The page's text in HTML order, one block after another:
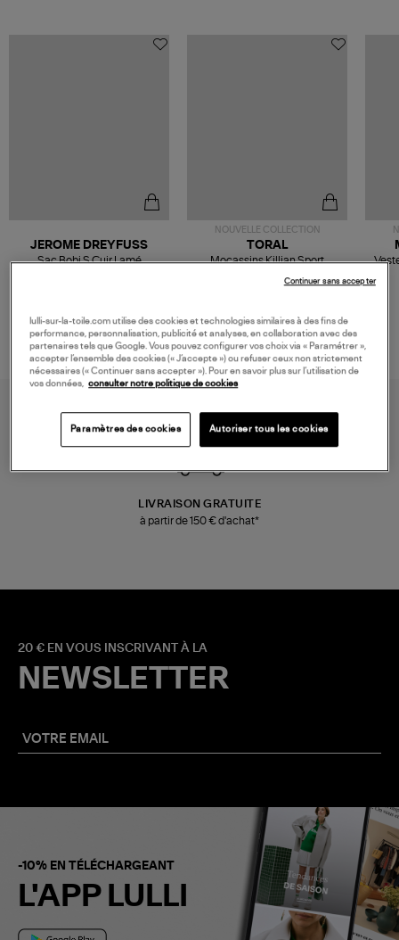
JEROME DREYFUSS
Sac Bobi S Cuir Lamé
NOUVELLE COLLECTION
189,00 €
TORAL
Mocassins Killian Sport
LIVRAISON GRATUITE
à partir de 150 € d'achat*
20 € EN VOUS INSCRIVANT À LA
NEWSLETTER
-10% EN TÉLÉCHARGEANT
L'APP LULLI
lulli-sur-la-toile.com utilise des cookies et technologies similaires à des fins de
performance, personnalisation, publicité et analyses, en collaboration avec des
partenaires tels que Google. Vous pouvez configurer vos choix via « Paramétrer »,
accepter l’ensemble des cookies (« J’accepte ») ou refuser ceux non strictement
nécessaires (« Continuer sans accepter »). Pour en savoir plus sur l’utilisation de
vos données,
consulter notre politique de cookies
Paramètres des cookies Autoriser tous les cookies
Continuer sans accepter